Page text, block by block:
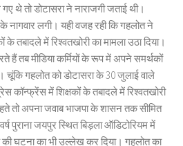
थे तो डोटासरा ने नाराजगी जताई थी।
नागवार लगी। यही वजह रही कि गहलोत ने
के तबादले में रिश्वतखोरी का मामला उठा दिया।
हैं तब मीडिया कर्मियों के रूप में अपने समर्थकों
चूंकि गहलोत को डोटासरा के 30 जुलाई वाले
कॉन्फ्रेंस में शिक्षकों के तबादले में रिश्वतखोरी
तो अपना जवाब भाजपा के शासन तक सीमित
जयपुर स्थित बिड़ला ऑडिटोरियम में
घटना का भी उल्लेख कर दिया। गहलोत का